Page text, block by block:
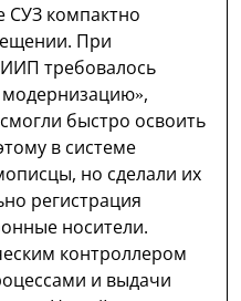
СУЗ компактно
При
требовалось
быстро освоить
в системе
но сделали их
регистрация
носители.
контроллером
и выдачи